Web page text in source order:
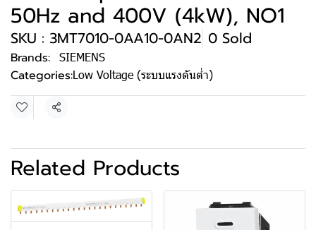
50Hz and 400V (4kW), NO1
SKU : 3MT7010-0AA10-0AN2 0 Sold
Brands: SIEMENS
Categories:Low Voltage (ระบบแรงดันต่ำ)
Share
Related Products